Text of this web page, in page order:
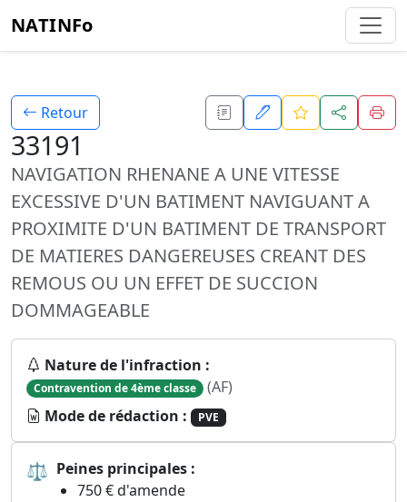
NATINFo
Retour
33191
NAVIGATION RHENANE A UNE VITESSE
EXCESSIVE D'UN BATIMENT NAVIGUANT A
PROXIMITE D'UN BATIMENT DE TRANSPORT
DE MATIERES DANGEREUSES CREANT DES
REMOUS OU UN EFFET DE SUCCION
DOMMAGEABLE
Nature de l'infraction :
Contravention de 4ème classe (AF)
Mode de rédaction :
PVE
⚖ Peines principales :
750 € d'amende